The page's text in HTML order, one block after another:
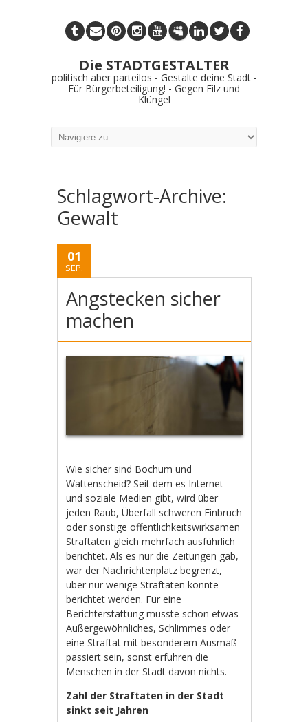
Die STADTGESTALTER
politisch aber parteilos - Gestalte deine Stadt -
Für Bürgerbeteiligung! - Gegen Filz und
Klüngel
Schlagwort-Archive:
Gewalt
01
SEP.
Angstecken sicher
machen
Wie sicher sind Bochum und
Wattenscheid? Seit dem es Internet
und soziale Medien gibt, wird über
jeden Raub, Überfall schweren Einbruch
oder sonstige öffentlichkeitswirksamen
Straftaten gleich mehrfach ausführlich
berichtet. Als es nur die Zeitungen gab,
war der Nachrichtenplatz begrenzt,
über nur wenige Straftaten konnte
berichtet werden. Für eine
Berichterstattung musste schon etwas
Außergewöhnliches, Schlimmes oder
eine Straftat mit besonderem Ausmaß
passiert sein, sonst erfuhren die
Menschen in der Stadt davon nichts.
Zahl der Straftaten in der Stadt
sinkt seit Jahren